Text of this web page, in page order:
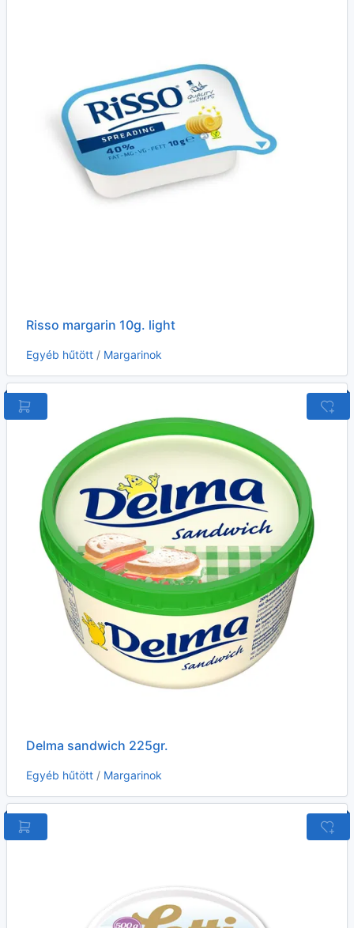
Risso margarin 10g. light
Egyéb hűtött / Margarinok
Delma sandwich 225gr.
Egyéb hűtött / Margarinok